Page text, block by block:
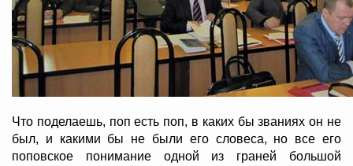
Что поделаешь, поп есть поп, в каких бы званиях он не
был, и какими бы не были его словеса, но все его
поповское понимание одной из граней большой